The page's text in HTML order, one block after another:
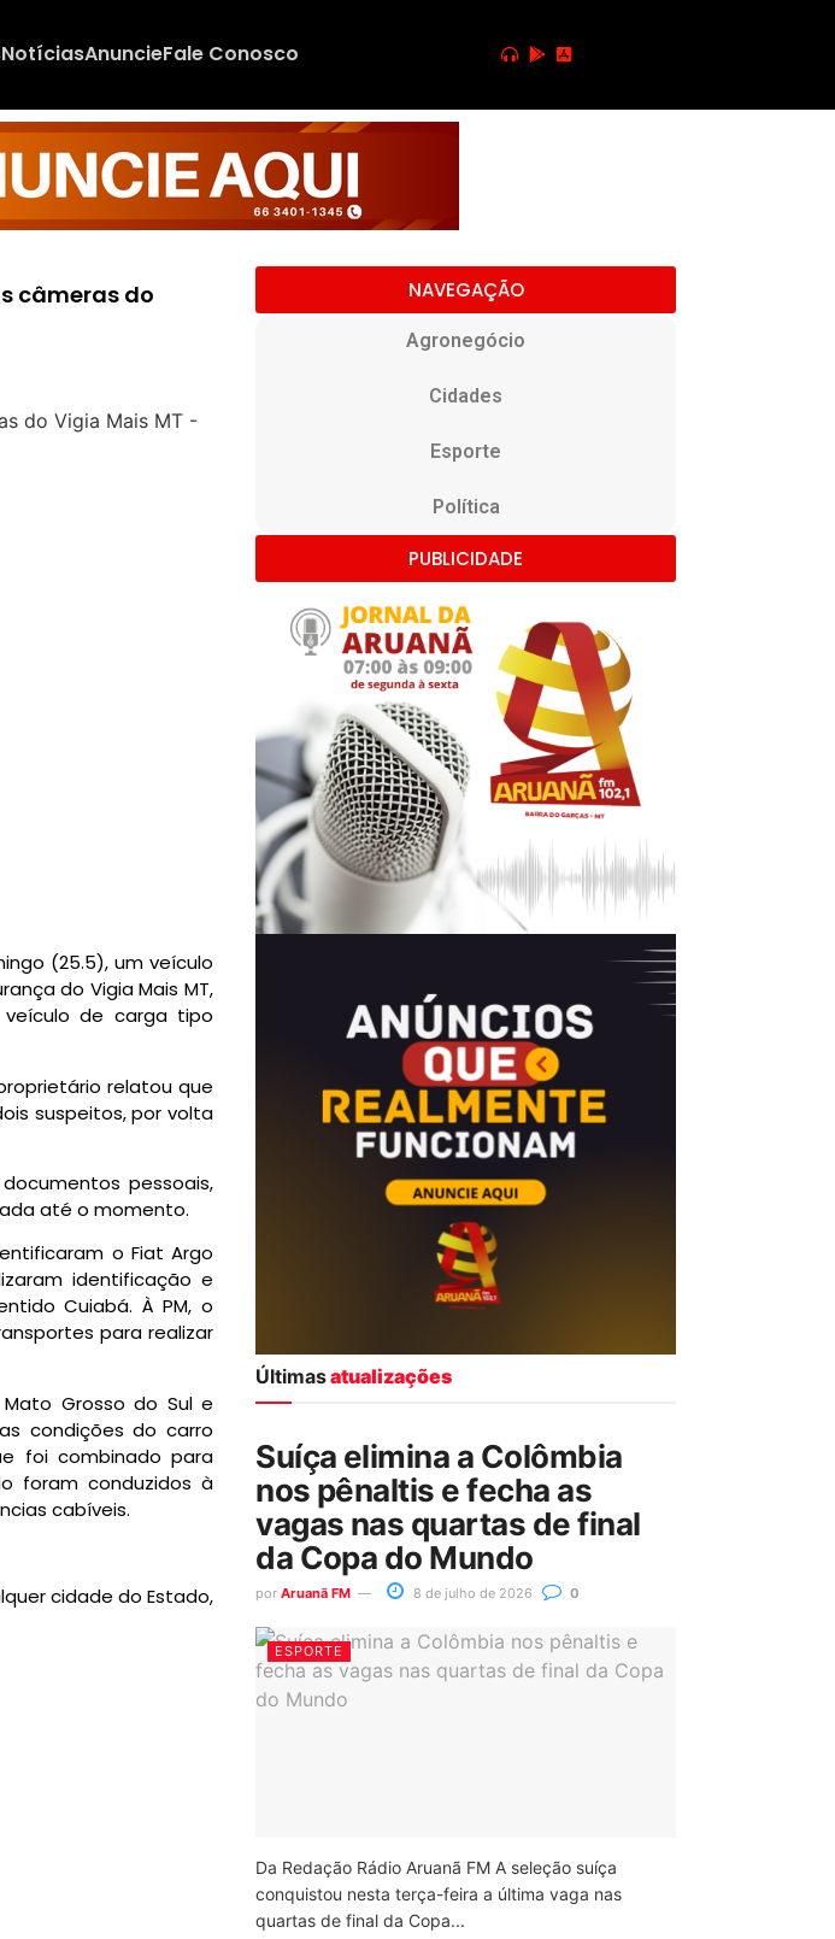
NotíciasAnuncieFale Conosco
câmeras do
(25.5), um veículo
do Vigia Mais MT,
de carga tipo
relatou que
suspeitos, por volta
pessoais,
até o momento.
o Fiat Argo
identificação e
Cuiabá. À PM, o
para realizar
Grosso do Sul e
condições do carro
foi combinado para
foram conduzidos à
cabíveis.
cidade do Estado,
NAVEGAÇÃO
Agronegócio
Cidades
Esporte
Política
PUBLICIDADE
Últimasatualizações
Suíça elimina a Colômbia
nos pênaltis e fecha as
vagas nas quartas de final
da Copa do Mundo
por Aruanã FM 8 de julho de 2026 0
ESPORTE
Da Redação Rádio Aruanã FM A seleção suíça
conquistou nesta terça-feira a última vaga nas
quartas de final da Copa...